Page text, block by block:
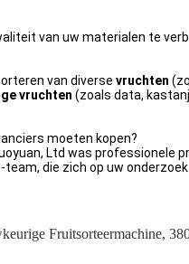
van uw materialen te
van diverse vruchten
vruchten (zoals data,
moeten kopen?
Ltd was
die zich op uw
Fruitsorteermachine,